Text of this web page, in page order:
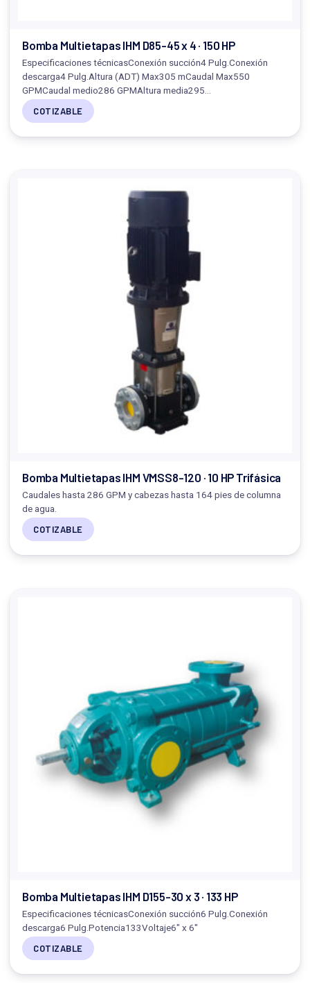
Bomba Multietapas IHM D85-45 x 4 · 150 HP
Especificaciones técnicasConexión succión4 Pulg.Conexión
descarga4 Pulg.Altura (ADT) Max305 mCaudal Max550
GPMCaudal medio286 GPMAltura media295…
COTIZABLE
Bomba Multietapas IHM VMSS8-120 · 10 HP Trifásica
Caudales hasta 286 GPM y cabezas hasta 164 pies de columna
de agua.
COTIZABLE
Bomba Multietapas IHM D155-30 x 3 · 133 HP
Especificaciones técnicasConexión succión6 Pulg.Conexión
descarga6 Pulg.Potencia133Voltaje6" x 6"
COTIZABLE